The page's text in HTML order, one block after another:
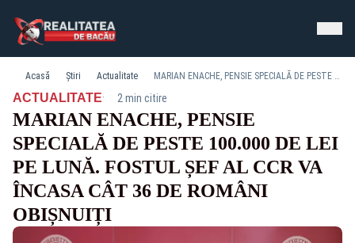
Acasă Știri Actualitate MARIAN ENACHE, PENSIE SPECIALĂ DE PESTE 100.000 DE LEI PE LUNĂ. FOSTUL ȘEF AL CCR VA ÎNCASA CÂT 36 DE ROMÂNI OBIȘNUIȚI
ACTUALITATE· 2 min citire
MARIAN ENACHE, PENSIE
SPECIALĂ DE PESTE 100.000 DE LEI
PE LUNĂ. FOSTUL ȘEF AL CCR VA
ÎNCASA CÂT 36 DE ROMÂNI
OBIȘNUIȚI